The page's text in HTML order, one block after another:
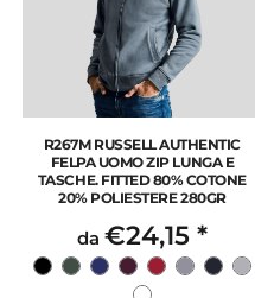
R267M RUSSELL AUTHENTIC
FELPA UOMO ZIP LUNGA E
TASCHE. FITTED 80% COTONE
20% POLIESTERE 280GR
da €24,15 *